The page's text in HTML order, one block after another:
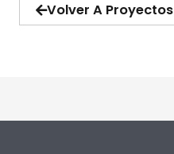
Volver A Proyectos